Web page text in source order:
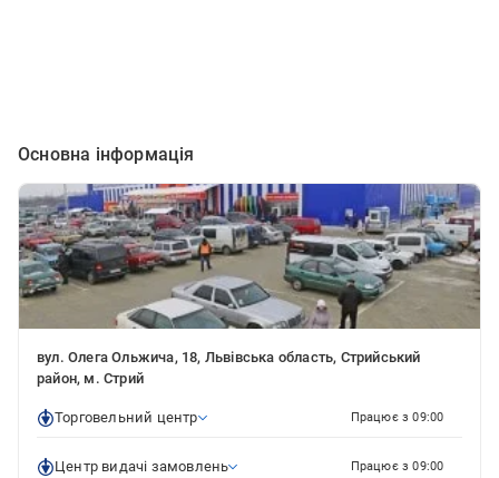
Основна інформація
вул. Олега Ольжича, 18, Львівська область, Стрийський
район, м. Стрий
Торговельний центр Працює з 09:00
Центр видачі замовлень Працює з 09:00